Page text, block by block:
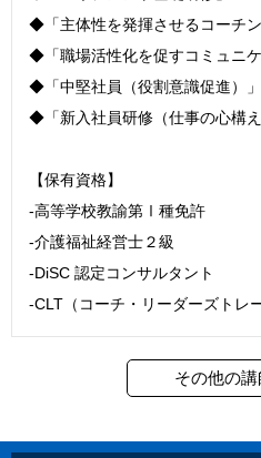
◆「主体性を発揮させるコーチン
◆「職場活性化を促すコミュニケ
◆「中堅社員（役割意識促進）」
◆「新入社員研修（仕事の心構え
【保有資格】
‐高等学校教諭第Ⅰ種免許
‐介護福祉経営士２級
‐DiSC 認定コンサルタント
‐CLT（コーチ・リーダーズトレ
その他の